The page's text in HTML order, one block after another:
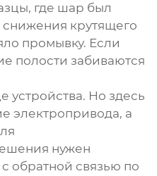
где шар был
снижения крутящего
промывку. Если
полости забиваются
устройства. Но здесь
электропривода, а
нужен
обратной связью по